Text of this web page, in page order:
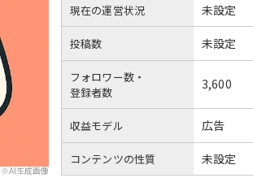
※AI生成画像
現在の運営状況 未設定
投稿数 未設定
フォロワー数・
登録者数
3,600
収益モデル 広告
コンテンツの性質 未設定